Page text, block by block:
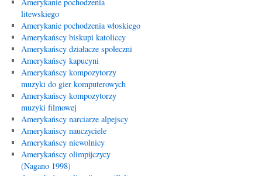
litewskiego
Amerykanie pochodzenia włoskiego
Amerykańscy biskupi katoliccy
Amerykańscy działacze społeczni
Amerykańscy kapucyni
Amerykańscy kompozytorzy
muzyki do gier komputerowych
Amerykańscy kompozytorzy
muzyki filmowej
Amerykańscy narciarze alpejscy
Amerykańscy nauczyciele
Amerykańscy niewolnicy
Amerykańscy olimpijczycy
(Nagano 1998)